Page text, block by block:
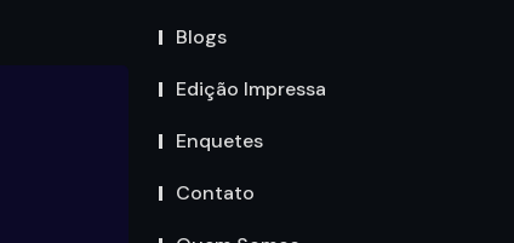
Blogs
Edição Impressa
Enquetes
Contato